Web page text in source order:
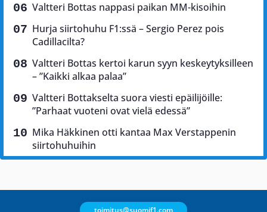
Valtteri Bottas nappasi paikan MM-kisoihin
Hurja siirtohuhu F1:ssä – Sergio Perez pois
Cadillacilta?
Valtteri Bottas kertoi karun syyn keskeytyksilleen
– ”Kaikki alkaa palaa”
Valtteri Bottakselta suora viesti epäilijöille:
”Parhaat vuoteni ovat vielä edessä”
Mika Häkkinen otti kantaa Max Verstappenin
siirtohuhuihin
toimitus@suomif1.com